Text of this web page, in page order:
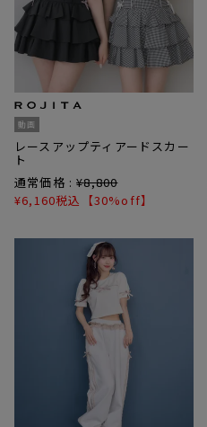
動画
レースアップティアードスカー
ト
通常価格 : ¥8,800
¥6,160税込 【30%off】